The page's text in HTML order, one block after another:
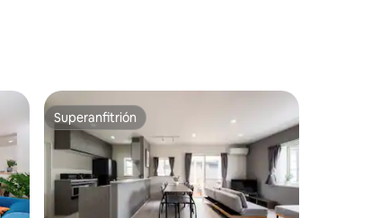
Superanfitrión
Superanfitrión